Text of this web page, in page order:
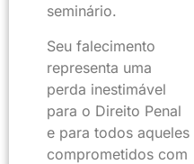
seminário.
Seu falecimento
representa uma
perda inestimável
para o Direito Penal
e para todos aqueles
comprometidos com